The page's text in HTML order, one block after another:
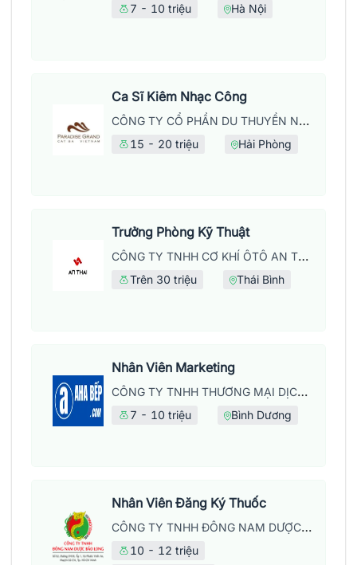
7 - 10 triệu Hà Nội
Ca Sĩ Kiêm Nhạc Công
CÔNG TY CỔ PHẦN DU THUYỀN NĂM SAO CÁT BÀ - CHI NHÁNH CÁT BÀ
15 - 20 triệu Hải Phòng
Trưởng Phòng Kỹ Thuật
CÔNG TY TNHH CƠ KHÍ ÔTÔ AN THÁI
Trên 30 triệu Thái Bình
Nhân Viên Marketing
CÔNG TY TNHH THƯƠNG MẠI DỊCH VỤ LỘC KỲ HƯNG
7 - 10 triệu Bình Dương
Nhân Viên Đăng Ký Thuốc
CÔNG TY TNHH ĐÔNG NAM DƯỢC BẢO LONG
10 - 12 triệu